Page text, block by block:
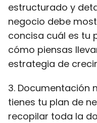
estructurado y
negocio debe
concisa cuál es tu
cómo piensas
estrategia de
3. Documentación
tienes tu plan de
recopilar toda la